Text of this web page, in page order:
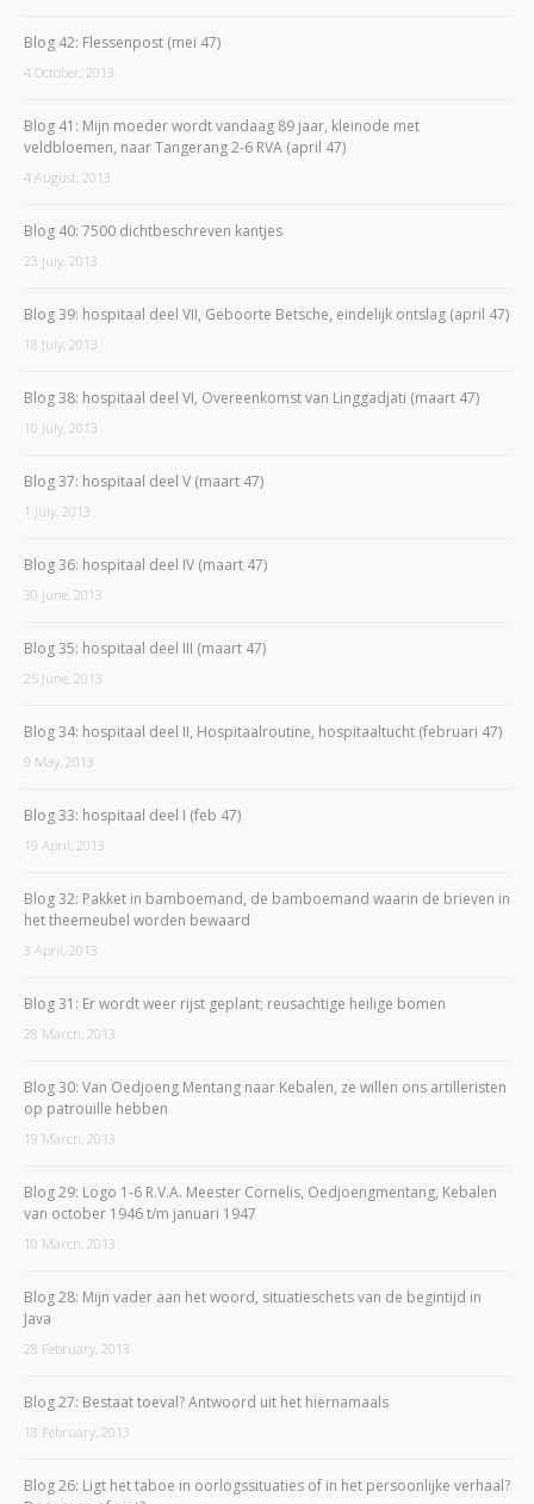
Blog 42: Flessenpost (mei 47)
4 October, 2013
Blog 41: Mijn moeder wordt vandaag 89 jaar, kleinode met
veldbloemen, naar Tangerang 2-6 RVA (april 47)
4 August, 2013
Blog 40: 7500 dichtbeschreven kantjes
23 July, 2013
Blog 39: hospitaal deel VII, Geboorte Betsche, eindelijk ontslag (april 47)
18 July, 2013
Blog 38: hospitaal deel VI, Overeenkomst van Linggadjati (maart 47)
10 July, 2013
Blog 37: hospitaal deel V (maart 47)
1 July, 2013
Blog 36: hospitaal deel IV (maart 47)
30 June, 2013
Blog 35: hospitaal deel III (maart 47)
25 June, 2013
Blog 34: hospitaal deel II, Hospitaalroutine, hospitaaltucht (februari 47)
9 May, 2013
Blog 33: hospitaal deel I (feb 47)
19 April, 2013
Blog 32: Pakket in bamboemand, de bamboemand waarin de brieven in
het theemeubel worden bewaard
3 April, 2013
Blog 31: Er wordt weer rijst geplant; reusachtige heilige bomen
28 March, 2013
Blog 30: Van Oedjoeng Mentang naar Kebalen, ze willen ons artilleristen
op patrouille hebben
19 March, 2013
Blog 29: Logo 1-6 R.V.A. Meester Cornelis, Oedjoengmentang, Kebalen
van october 1946 t/m januari 1947
10 March, 2013
Blog 28: Mijn vader aan het woord, situatieschets van de begintijd in
Java
28 February, 2013
Blog 27: Bestaat toeval? Antwoord uit het hiernamaals
18 February, 2013
Blog 26: Ligt het taboe in oorlogssituaties of in het persoonlijke verhaal?